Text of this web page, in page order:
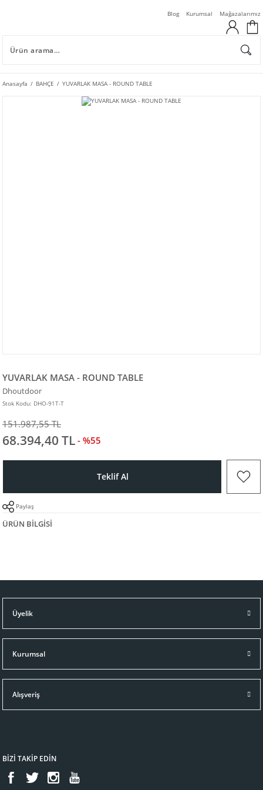
Blog Kurumsal Mağazalarımız
Anasayfa BAHÇE YUVARLAK MASA - ROUND TABLE
YUVARLAK MASA - ROUND TABLE
Dhoutdoor
Stok Kodu: DHO-91T-T
151.987,55 TL
68.394,40 TL - %55
Teklif Al
Paylaş
ÜRÜN BILGISI
Üyelik
Kurumsal
Alışveriş
BİZİ TAKİP EDİN